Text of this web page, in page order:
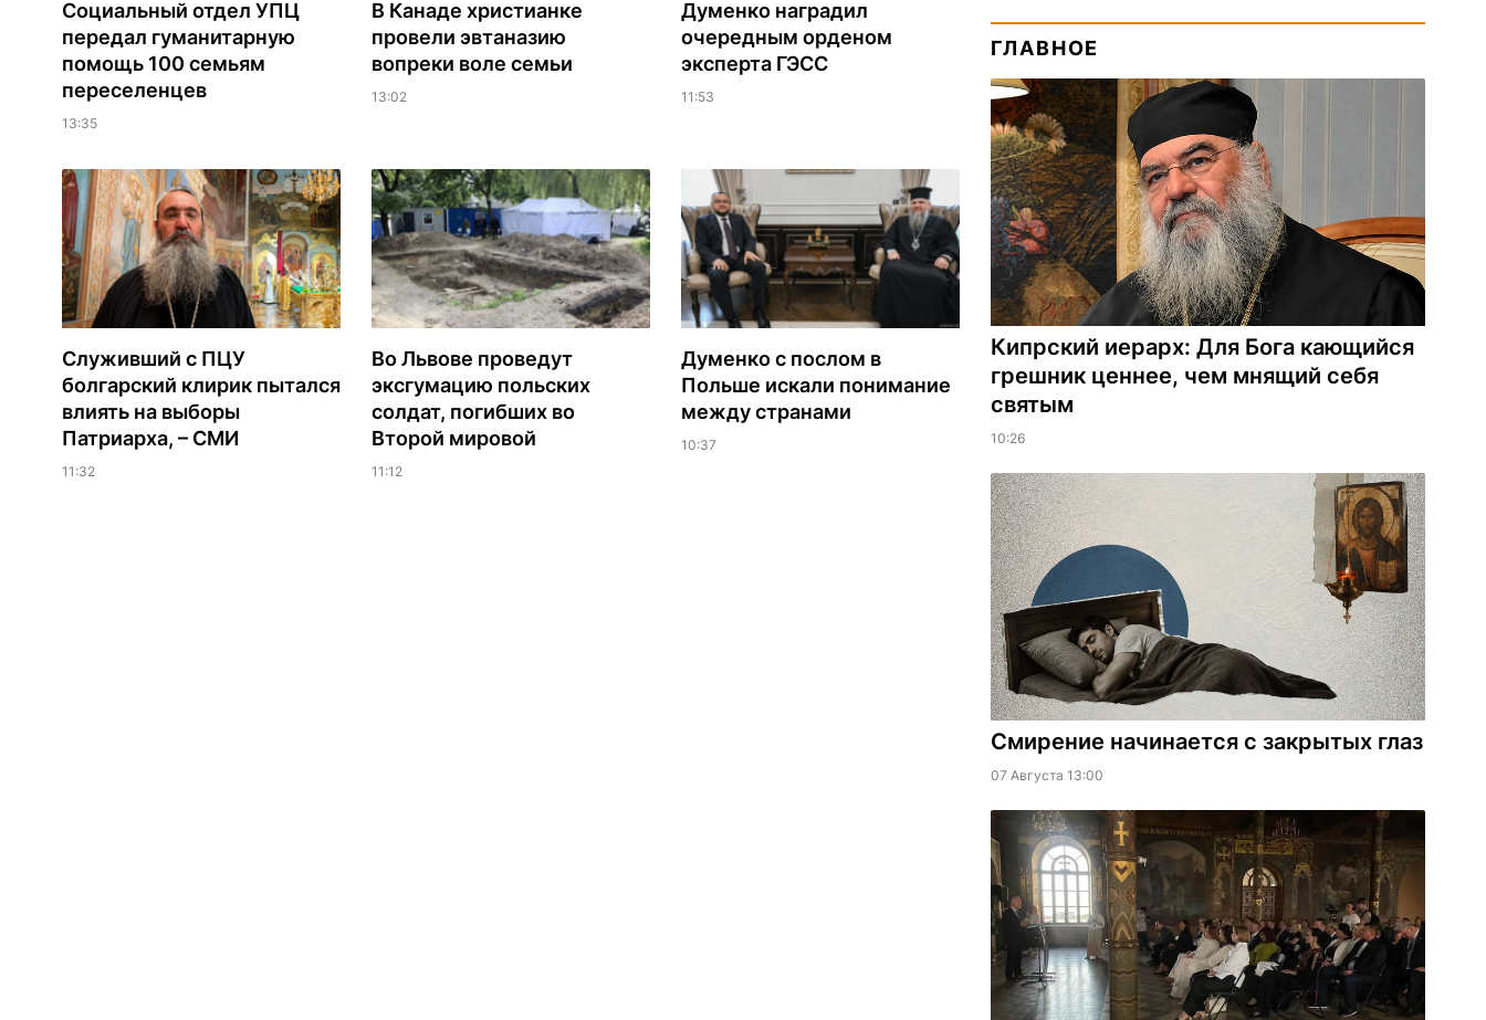
Социальный отдел УПЦ
передал гуманитарную
помощь 100 семьям
переселенцев
13:35
В Канаде христианке
провели эвтаназию
вопреки воле семьи
13:02
Думенко наградил
очередным орденом
эксперта ГЭСС
11:53
Служивший с ПЦУ
болгарский клирик пытался
влиять на выборы
Патриарха, – СМИ
11:32
Во Львове проведут
эксгумацию польских
солдат, погибших во
Второй мировой
11:12
Думенко с послом в
Польше искали понимание
между странами
10:37
ГЛАВНОЕ
Кипрский иерарх: Для Бога кающийся
грешник ценнее, чем мнящий себя
святым
10:26
Смирение начинается с закрытых глаз
07 Августа 13:00